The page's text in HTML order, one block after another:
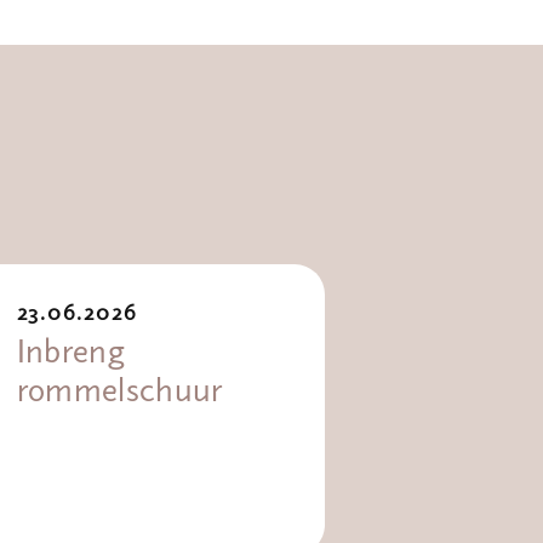
23.06.2026
Inbreng
rommelschuur